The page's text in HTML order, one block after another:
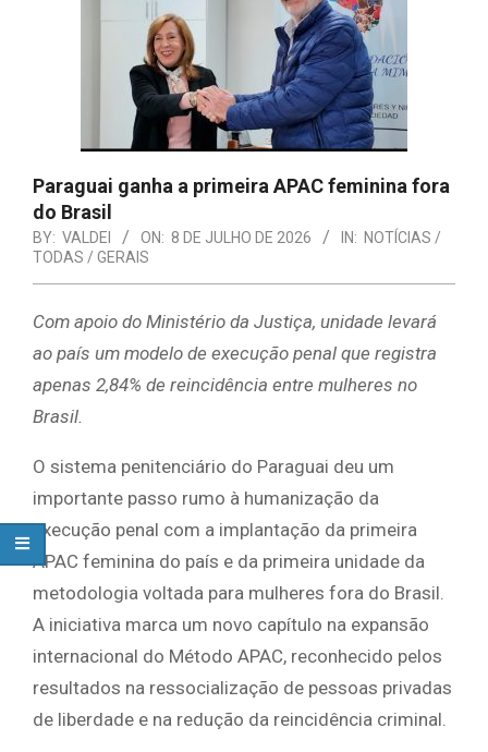
Paraguai ganha a primeira APAC feminina fora
do Brasil
BY: VALDEI ON: 8 DE JULHO DE 2026 IN: NOTÍCIAS /
TODAS / GERAIS
Com apoio do Ministério da Justiça, unidade levará
ao país um modelo de execução penal que registra
apenas 2,84% de reincidência entre mulheres no
Brasil.
O sistema penitenciário do Paraguai deu um
importante passo rumo à humanização da
execução penal com a implantação da primeira
APAC feminina do país e da primeira unidade da
metodologia voltada para mulheres fora do Brasil.
A iniciativa marca um novo capítulo na expansão
internacional do Método APAC, reconhecido pelos
resultados na ressocialização de pessoas privadas
de liberdade e na redução da reincidência criminal.